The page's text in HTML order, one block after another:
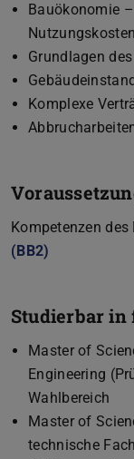
Bauökonomie
Grundlagen
Komplexe
Kompetenzen
(BB2)
Studierbar in
Master of
Engineering
Wahlbereich
Master of
technische